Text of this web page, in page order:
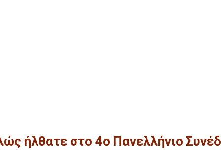
ήλθατε στο 4ο Πανελλήνιο